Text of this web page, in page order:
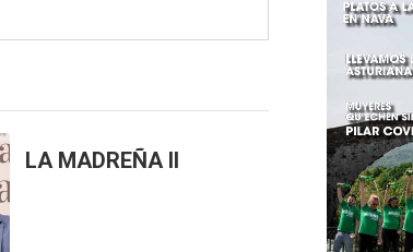
LA MADREÑA II